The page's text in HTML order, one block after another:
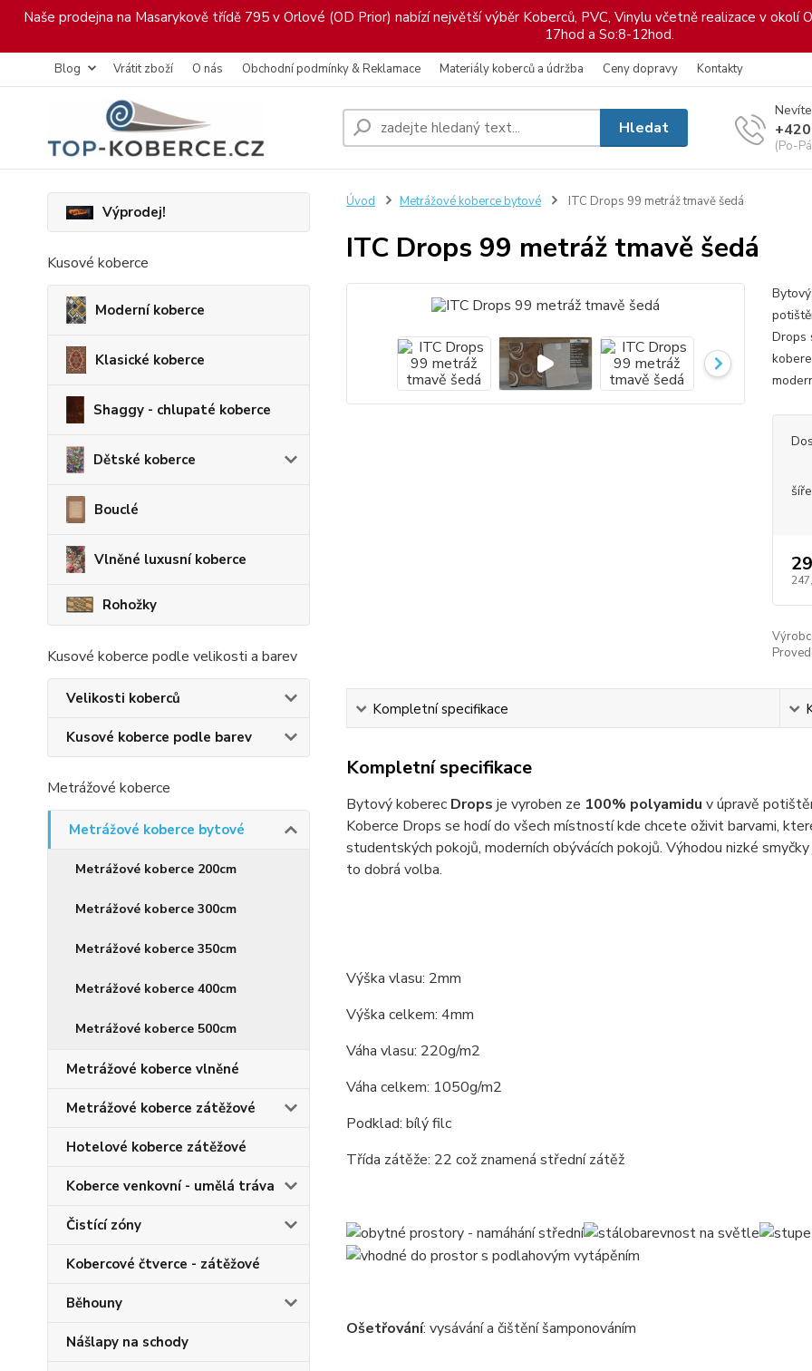
Naše prodejna na Masarykově třídě 795 v Orlové (OD Prior) nabízí největší výběr Koberců, PVC, Vinylu včetně realizace v okolí
17hod a So:8-12hod.
Blog Vrátit zboží O nás Obchodní podmínky & Reklamace Materiály koberců a údržba Ceny dopravy Kontakty
Hledat
(Po-
Výprodej!
Kusové koberce
Moderní koberce
Klasické koberce
Shaggy - chlupaté koberce
Dětské koberce
Bouclé
Vlněné luxusní koberce
Rohožky
Kusové koberce podle velikosti a barev
Velikosti koberců
Kusové koberce podle barev
Metrážové koberce
Metrážové koberce bytové
Metrážové koberce 200cm
Metrážové koberce 300cm
Metrážové koberce 350cm
Metrážové koberce 400cm
Metrážové koberce 500cm
Metrážové koberce vlněné
Metrážové koberce zátěžové
Hotelové koberce zátěžové
Koberce venkovní - umělá tráva
Čistící zóny
Kobercové čtverce - zátěžové
Běhouny
Nášlapy na schody
Úvod Metrážové koberce bytové ITC Drops 99 metráž tmavě šedá
ITC Drops 99 metráž tmavě šedá
Drops
šíře
Kompletní specifikace
Kompletní specifikace
Bytový koberec Drops je vyroben ze 100% polyamidu v úpravě
Koberce Drops se hodí do všech místností kde chcete oživit barvami,
studentských pokojů, moderních obývácích pokojů. Výhodou nizké
to dobrá volba.
Výška vlasu: 2mm
Výška celkem: 4mm
Váha vlasu: 220g/m2
Váha celkem: 1050g/m2
Podklad: bílý filc
Třída zátěže: 22 což znamená střední zátěž
Ošetřování: vysávání a čištění šamponováním